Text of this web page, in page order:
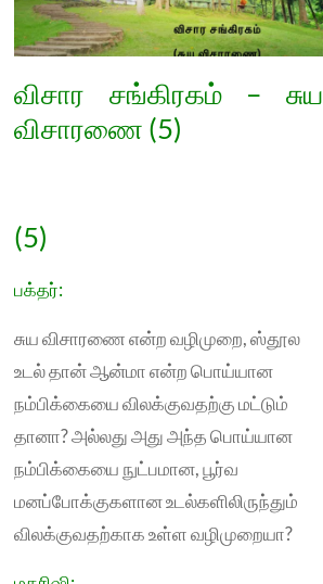
விசார சங்கிரகம் – சுய
விசாரணை (5)
(5)
பக்தர்:
சுய விசாரணை என்ற வழிமுறை, ஸ்தூல
உடல் தான் ஆன்மா என்ற பொய்யான
நம்பிக்கையை விலக்குவதற்கு மட்டும்
தானா? அல்லது அது அந்த பொய்யான
நம்பிக்கையை நுட்பமான, பூர்வ
மனப்போக்குகளான உடல்களிலிருந்தும்
விலக்குவதற்காக உள்ள வழிமுறையா?